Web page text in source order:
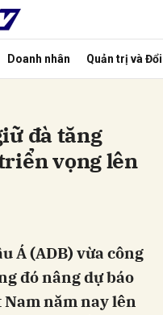
Doanh nhân Quản trị và
đà tăng
vọng lên
Á (ADB) vừa công
đó nâng dự báo
năm nay lên
Hủy